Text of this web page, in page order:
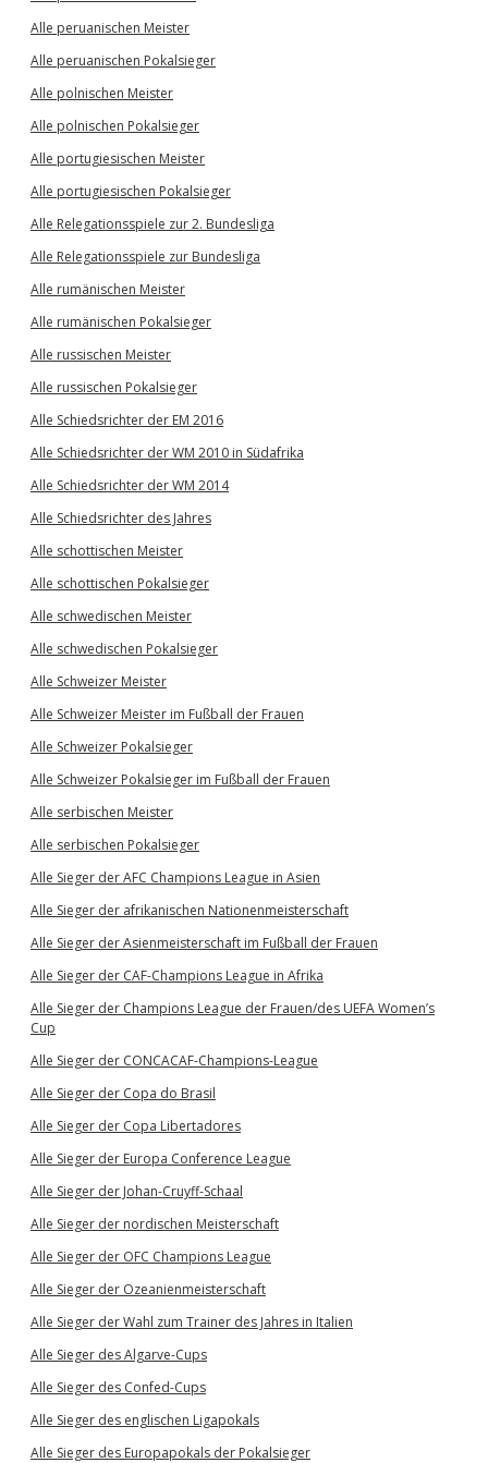
Alle peruanischen Meister
Alle peruanischen Pokalsieger
Alle polnischen Meister
Alle polnischen Pokalsieger
Alle portugiesischen Meister
Alle portugiesischen Pokalsieger
Alle Relegationsspiele zur 2. Bundesliga
Alle Relegationsspiele zur Bundesliga
Alle rumänischen Meister
Alle rumänischen Pokalsieger
Alle russischen Meister
Alle russischen Pokalsieger
Alle Schiedsrichter der EM 2016
Alle Schiedsrichter der WM 2010 in Südafrika
Alle Schiedsrichter der WM 2014
Alle Schiedsrichter des Jahres
Alle schottischen Meister
Alle schottischen Pokalsieger
Alle schwedischen Meister
Alle schwedischen Pokalsieger
Alle Schweizer Meister
Alle Schweizer Meister im Fußball der Frauen
Alle Schweizer Pokalsieger
Alle Schweizer Pokalsieger im Fußball der Frauen
Alle serbischen Meister
Alle serbischen Pokalsieger
Alle Sieger der AFC Champions League in Asien
Alle Sieger der afrikanischen Nationenmeisterschaft
Alle Sieger der Asienmeisterschaft im Fußball der Frauen
Alle Sieger der CAF-Champions League in Afrika
Alle Sieger der Champions League der Frauen/des UEFA Women’s
Cup
Alle Sieger der CONCACAF-Champions-League
Alle Sieger der Copa do Brasil
Alle Sieger der Copa Libertadores
Alle Sieger der Europa Conference League
Alle Sieger der Johan-Cruyff-Schaal
Alle Sieger der nordischen Meisterschaft
Alle Sieger der OFC Champions League
Alle Sieger der Ozeanienmeisterschaft
Alle Sieger der Wahl zum Trainer des Jahres in Italien
Alle Sieger des Algarve-Cups
Alle Sieger des Confed-Cups
Alle Sieger des englischen Ligapokals
Alle Sieger des Europapokals der Pokalsieger